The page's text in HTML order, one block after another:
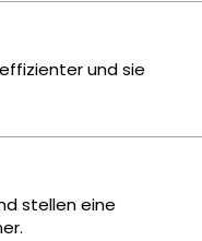
und sie
stellen eine